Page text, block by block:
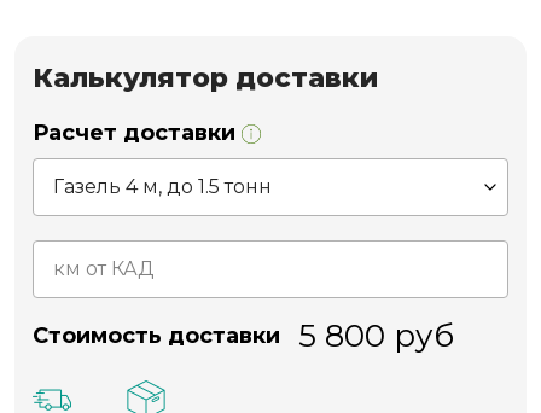
Калькулятор доставки
Расчет доставки
Стоимость доставки 5 800 руб